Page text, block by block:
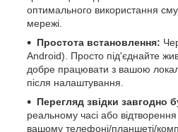
оптимального використання
мережі.
Простота встановлення:
Android). Просто під'єднайте
добре працювати з вашою
після налаштування.
Перегляд звідки завгодно
реальному часі або
вашому телефоні/планшеті/